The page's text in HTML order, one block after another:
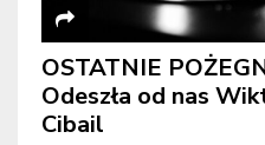
OSTATNIE
Odeszła od nas
Cibail